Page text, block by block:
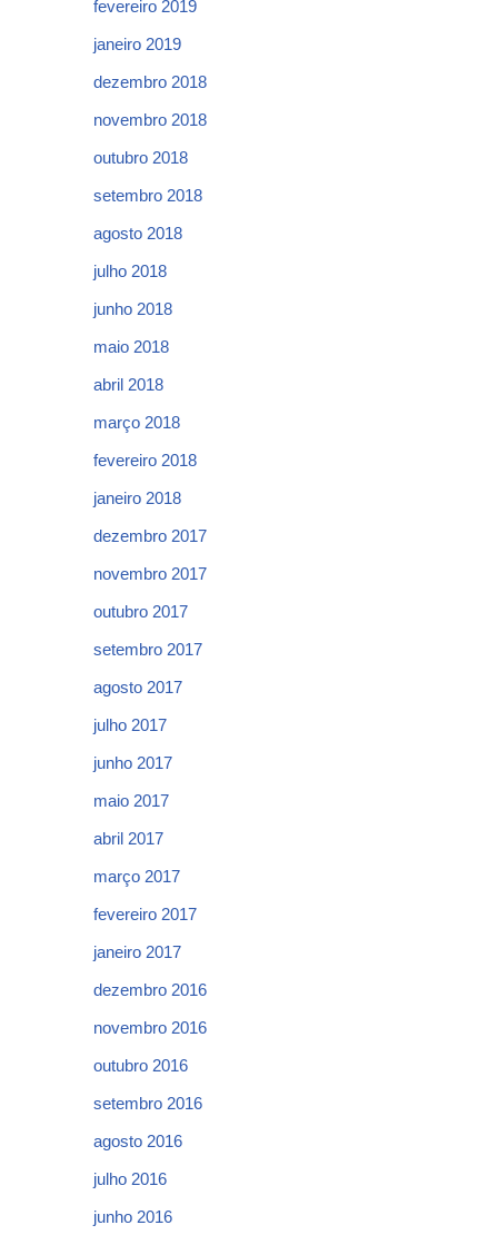
fevereiro 2019
janeiro 2019
dezembro 2018
novembro 2018
outubro 2018
setembro 2018
agosto 2018
julho 2018
junho 2018
maio 2018
abril 2018
março 2018
fevereiro 2018
janeiro 2018
dezembro 2017
novembro 2017
outubro 2017
setembro 2017
agosto 2017
julho 2017
junho 2017
maio 2017
abril 2017
março 2017
fevereiro 2017
janeiro 2017
dezembro 2016
novembro 2016
outubro 2016
setembro 2016
agosto 2016
julho 2016
junho 2016